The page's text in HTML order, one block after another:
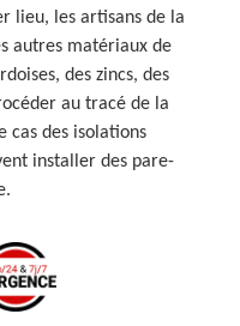
lieu, les artisans de la
autres matériaux de
des zincs, des
au tracé de la
cas des isolations
installer des pare-